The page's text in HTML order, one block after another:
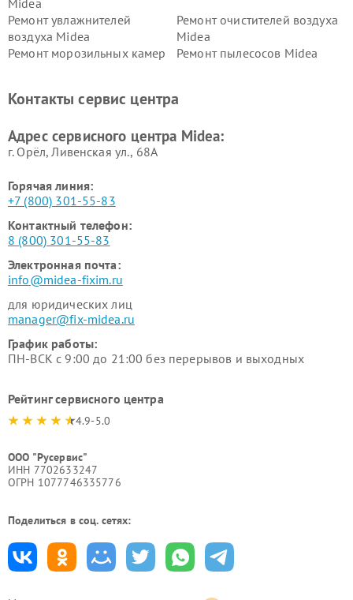
Midea
Ремонт увлажнителей
воздуха Midea
Ремонт очистителей воздуха
Midea
Ремонт морозильных камер
Ремонт пылесосов Midea
пылесосов Midea
Midea
Контакты сервис центра
Адрес сервисного центра Midea:
г. Орёл, Ливенская ул., 68А
Горячая линия:
+7 (800) 301-55-83
Контактный телефон:
8 (800) 301-55-83
Электронная почта:
info@midea-fixim.ru
для юридических лиц
manager@fix-midea.ru
График работы:
ПН-ВСК с 9:00 до 21:00 без перерывов и выходных
Рейтинг сервисного центра
4.9-5.0
ООО "Русервис"
ИНН 7702633247
ОГРН 1077746335776
Поделиться в соц. сетях: